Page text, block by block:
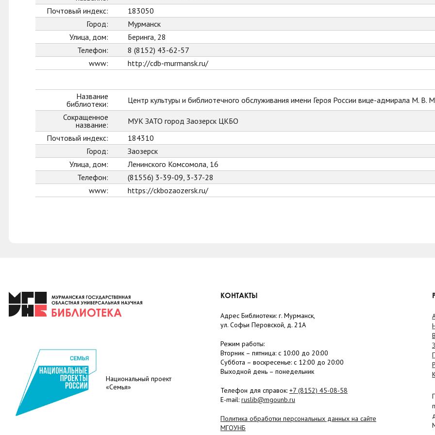
Почтовый индекс:
183050
Город:
Мурманск
Улица, дом:
Беринга, 28
Телефон:
8 (8152) 43-62-57
www:
http://cdb-murmansk.ru/
Название
библиотеки:
Центр культуры и библиотечного обслуживания имени Героя России вице-адмирала М. В.
Сокращенное
название:
МУК ЗАТО город Заозерск ЦКБО
Почтовый индекс:
184310
Город:
Заозерск
Улица, дом:
Ленинского Комсомола, 16
Телефон:
(81556) 3-39-09, 3-37-28
www:
https://ckbozaozersk.ru/
Национальный проект
«Семья»
КОНТАКТЫ
Адрес Библиотеки: г. Мурманск,
ул. Софьи Перовской, д. 21А
Режим работы:
Вторник – пятница: с 10:00 до 20:00
Суббота – воскресенье: c 12:00 до 20:00
Выходной день – понедельник
Телефон для справок: +7 (8152) 45-08-58
E-mail: ruslib@mgounb.ru
Политика обработки персональных данных на сайте
МГОУНБ